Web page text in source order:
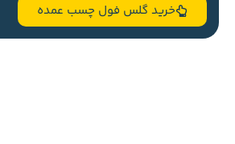
خرید گلس فول چسب عمده